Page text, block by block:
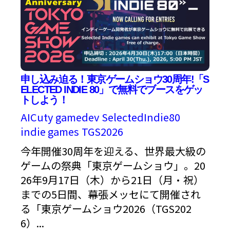
申し込み迫る！東京ゲームショウ30周年!「S
ELECTED INDIE 80」で無料でブースをゲッ
トしよう！
AICuty gamedev SelectedIndie80
indie games TGS2026
今年開催30周年を迎える、世界最大級の
ゲームの祭典「東京ゲームショウ」。20
26年9月17日（木）から21日（月・祝）
までの5日間、幕張メッセにて開催され
る「東京ゲームショウ2026（TGS202
6）...